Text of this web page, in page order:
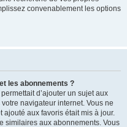
convenablement les options
les abonnements ?
d’ajouter un sujet aux
navigateur internet. Vous ne
ajouté aux favoris était mis à jour.
similaires aux abonnements. Vous